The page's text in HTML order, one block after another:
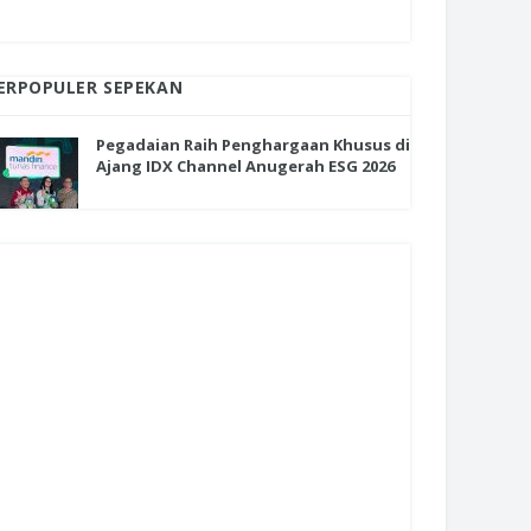
SEPEKAN
Pegadaian Raih Penghargaan Khusus di
Ajang IDX Channel Anugerah ESG 2026